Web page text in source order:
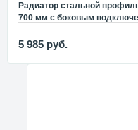
Радиатор стальной
700 мм с боковым
5 985 руб.